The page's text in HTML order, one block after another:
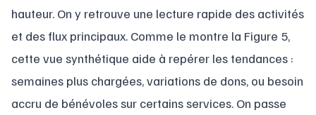
hauteur. On y retrouve une lecture rapide des activités
et des flux principaux. Comme le montre la Figure 5,
cette vue synthétique aide à repérer les tendances :
semaines plus chargées, variations de dons, ou besoin
accru de bénévoles sur certains services. On passe